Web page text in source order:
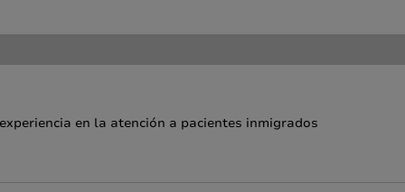
en la atención a pacientes inmigrados